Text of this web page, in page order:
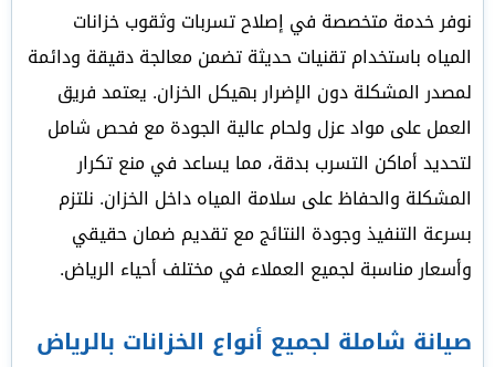
نوفر خدمة متخصصة في إصلاح تسربات وثقوب خزانات
المياه باستخدام تقنيات حديثة تضمن معالجة دقيقة ودائمة
لمصدر المشكلة دون الإضرار بهيكل الخزان. يعتمد فريق
العمل على مواد عزل ولحام عالية الجودة مع فحص شامل
لتحديد أماكن التسرب بدقة، مما يساعد في منع تكرار
المشكلة والحفاظ على سلامة المياه داخل الخزان. نلتزم
بسرعة التنفيذ وجودة النتائج مع تقديم ضمان حقيقي
وأسعار مناسبة لجميع العملاء في مختلف أحياء الرياض.
صيانة شاملة لجميع أنواع الخزانات بالرياض